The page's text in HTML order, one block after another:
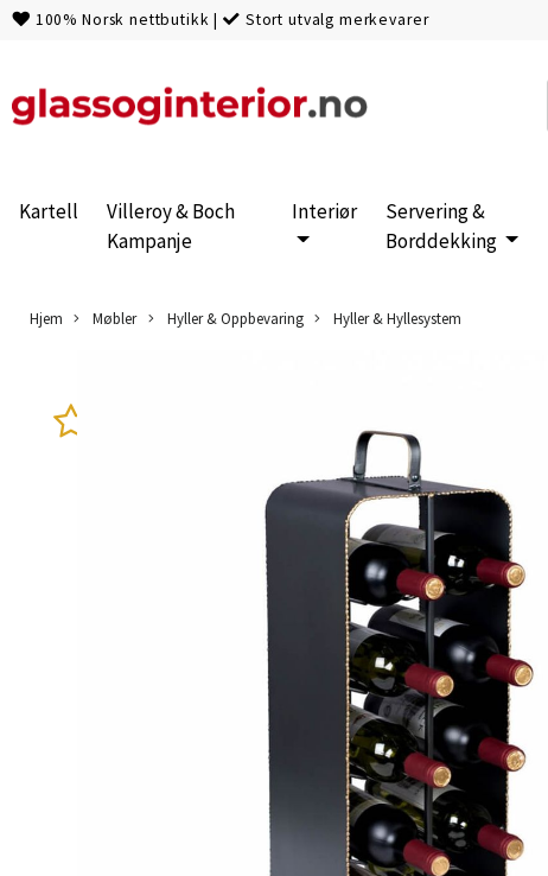
100% Norsk nettbutikk | Stort utvalg merkevarer
Kartell
Villeroy & Boch
Kampanje
Interiør
Servering &
Borddekking
Hjem Møbler Hyller & Oppbevaring Hyller & Hyllesystem